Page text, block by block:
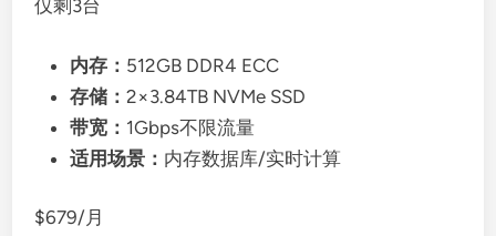
仅剩3台
内存： 512GB DDR4 ECC
存储：2×3.84TB NVMe SSD
带宽： 1Gbps不限流量
适用场景： 内存数据库/实时计算
$679/月